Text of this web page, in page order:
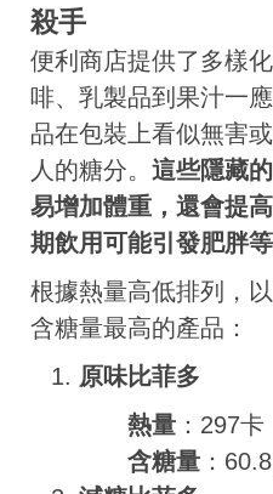
殺手
便利商店提供了多樣
啡、乳製品到果汁一
品在包裝上看似無害
人的糖分。 這些隱藏
易增加體重，還會提
期飲用可能引發肥胖
根據熱量高低排列，
含糖量最高的產品：
原味比菲多
熱量 ：297卡
含糖量 ：